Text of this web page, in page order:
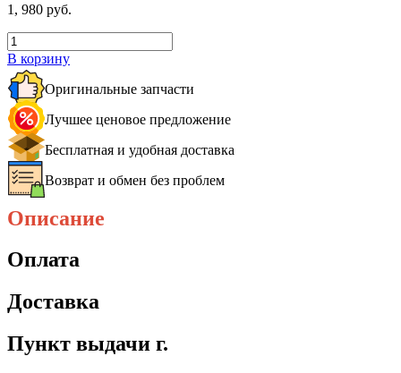
1, 980 руб.
В корзину
Оригинальные запчасти
Лучшее ценовое предложение
Бесплатная и удобная доставка
Возврат и обмен без проблем
Описание
Оплата
Доставка
Пункт выдачи г.